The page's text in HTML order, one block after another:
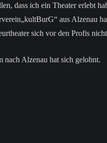
dass ich ein Theater erlebt
aus Alzenau
sich vor den Profis
nach Alzenau hat sich gelohnt.